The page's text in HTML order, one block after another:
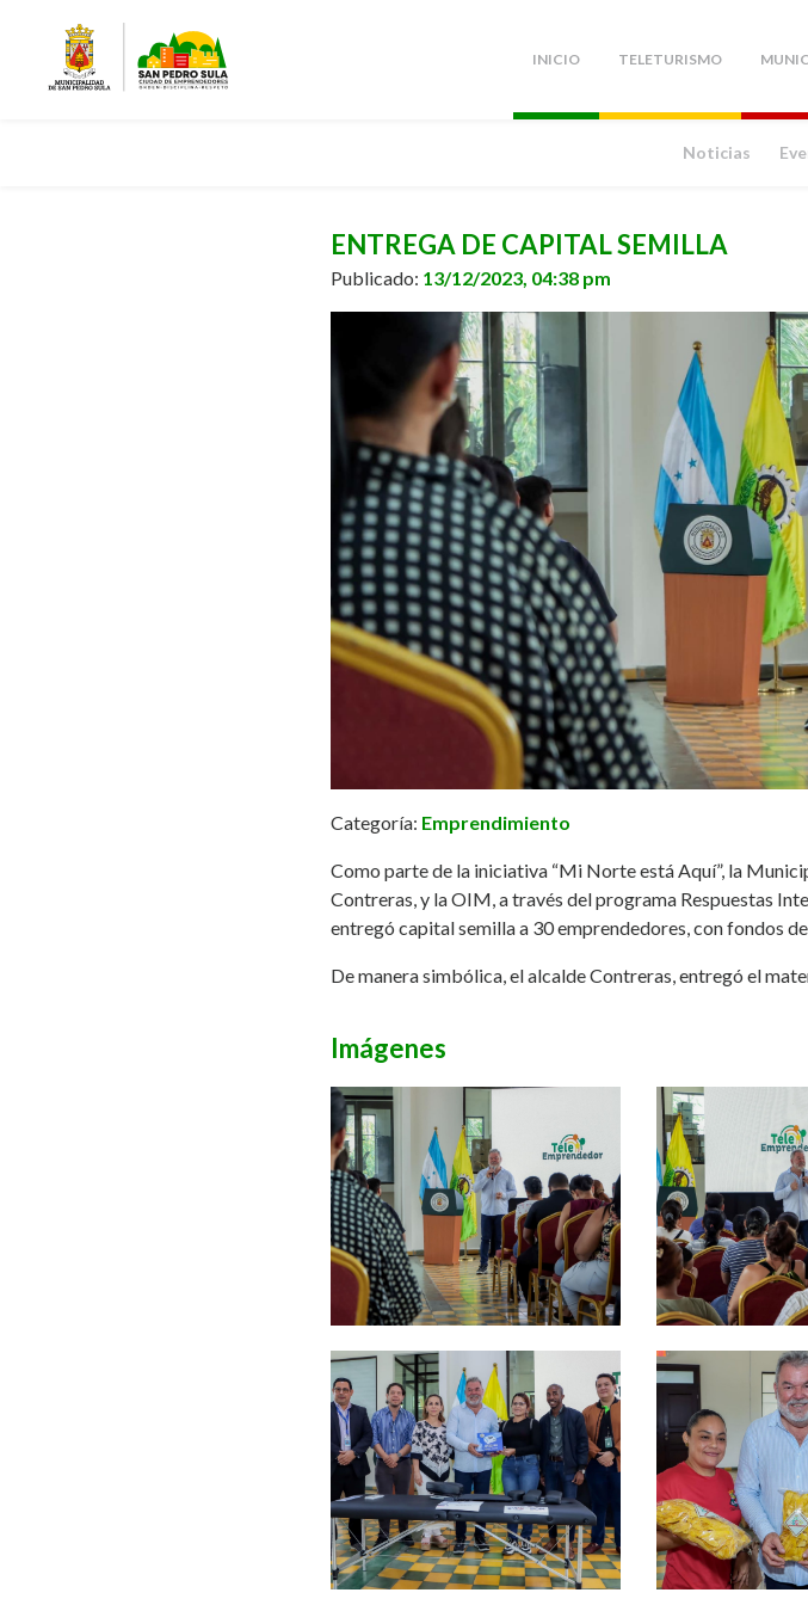
INICIO TELETURISMO
Noticias
ENTREGA DE CAPITAL SEMILLA
Publicado: 13/12/2023, 04:38 pm
Categoría: Emprendimiento
Como parte de la iniciativa “Mi Norte está Aquí”, la
Contreras, y la OIM, a través del programa Respuestas
entregó capital semilla a 30 emprendedores, con fondos
De manera simbólica, el alcalde Contreras, entregó el
Imágenes